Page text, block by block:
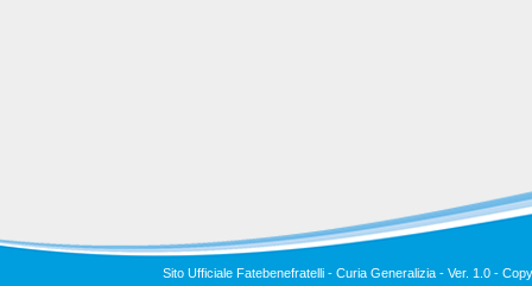
Sito Ufficiale Fatebenefratelli - Curia Generalizia - Ver. 1.0 -